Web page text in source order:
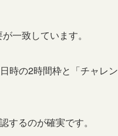
一致しています。
時の2時間枠と「チャレン
るのが確実です。